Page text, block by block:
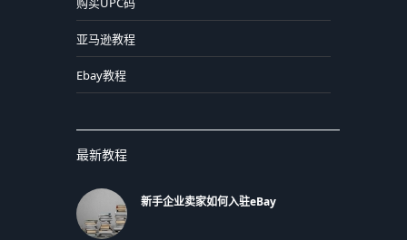
亚马逊教程
Ebay教程
最新教程
新手企业卖家如何入驻eBay